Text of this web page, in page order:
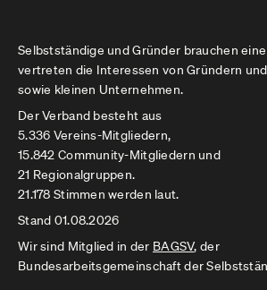
Selbstständige und Gründer brauchen
vertreten die Interessen von Gründern
sowie kleinen Unternehmen.
Der Verband besteht aus
5.336 Vereins-Mitgliedern,
15.842 Community-Mitgliedern und
21 Regionalgruppen.
21.178 Stimmen werden laut.
Stand 01.08.2026
Wir sind Mitglied in der BAGSV, der
Bundesarbeitsgemeinschaft der